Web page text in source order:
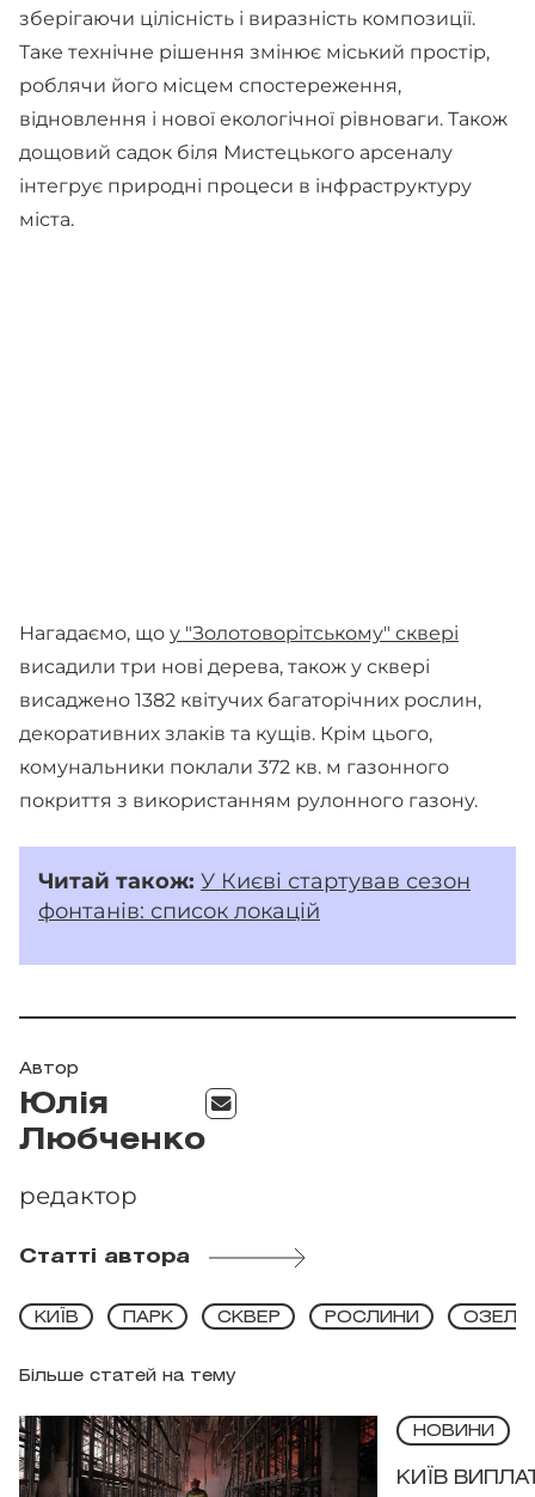
зберігаючи цілісність і виразність композиції.
Таке технічне рішення змінює міський простір,
роблячи його місцем спостереження,
відновлення і нової екологічної рівноваги. Також
дощовий садок біля Мистецького арсеналу
інтегрує природні процеси в інфраструктуру
міста.
Нагадаємо, що у "Золотоворітському" сквері
висадили три нові дерева, також у сквері
висаджено 1382 квітучих багаторічних рослин,
декоративних злаків та кущів. Крім цього,
комунальники поклали 372 кв. м газонного
покриття з використанням рулонного газону.
Читай також: У Києві стартував сезон
фонтанів: список локацій
Автор
Юлія
Любченко
редактор
Статті автора
Більше статей на тему
КИЇВ ПАРК СКВЕР РОСЛИНИ
НОВИНИ
КИЇВ